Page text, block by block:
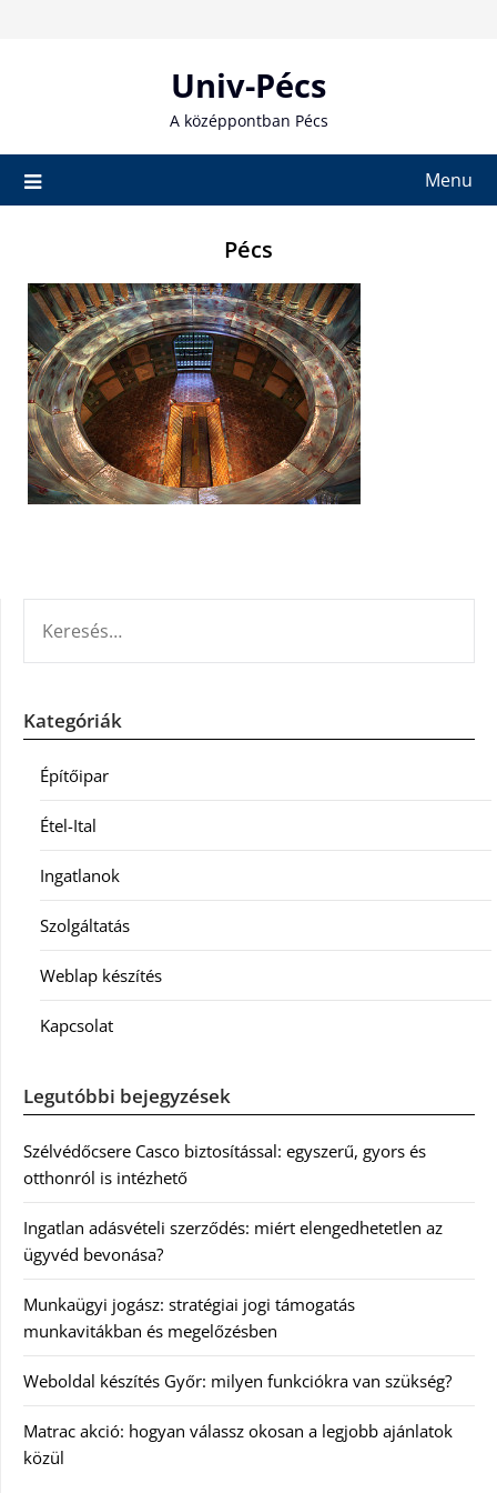
Univ-Pécs
A középpontban Pécs
Menu
Pécs
Kategóriák
Építőipar
Étel-Ital
Ingatlanok
Szolgáltatás
Weblap készítés
Kapcsolat
Legutóbbi bejegyzések
Szélvédőcsere Casco biztosítással: egyszerű, gyors és
otthonról is intézhető
Ingatlan adásvételi szerződés: miért elengedhetetlen az
ügyvéd bevonása?
Munkaügyi jogász: stratégiai jogi támogatás
munkavitákban és megelőzésben
Weboldal készítés Győr: milyen funkciókra van szükség?
Matrac akció: hogyan válassz okosan a legjobb ajánlatok
közül